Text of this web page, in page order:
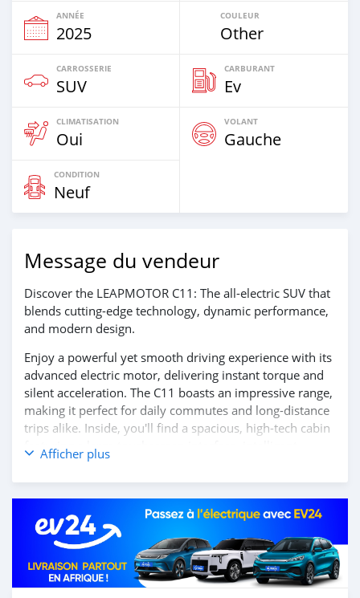
ANNÉE
2025
COULEUR
Other
CARROSSERIE
SUV
CARBURANT
Ev
CLIMATISATION
Oui
VOLANT
Gauche
CONDITION
Neuf
Message du vendeur
Discover the LEAPMOTOR C11: The all-electric SUV that
blends cutting-edge technology, dynamic performance,
and modern design.
Enjoy a powerful yet smooth driving experience with its
advanced electric motor, delivering instant torque and
silent acceleration. The C11 boasts an impressive range,
making it perfect for daily commutes and long-distance
trips alike. Inside, you'll find a spacious, high-tech cabin
featuring a large touchscreen interface, intelligent
connectivity options, and the latest driver-assistance
systems for enhanced safety and convenience.
Step into the future of electric mobility with the
LEAPMOTOR C11.
Contact us today to learn more and book your test
drive!
Afficher plus